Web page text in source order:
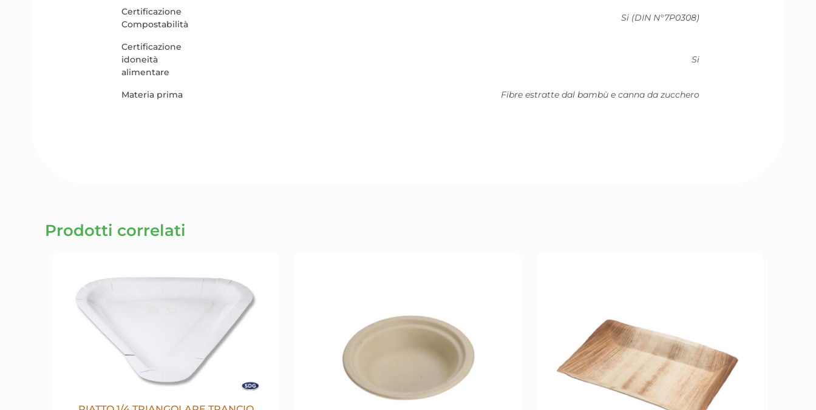
Certificazione
Compostabilità
Si (DIN N°7P0308)
Certificazione
idoneità
alimentare
Si
Materia prima Fibre estratte dal bambù e canna da zucchero
Prodotti correlati